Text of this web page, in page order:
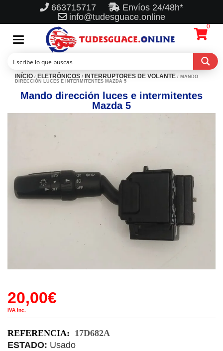
663715717
Envíos 24/48h*
info@tudesguace.online
Toggle
navigation
0
INÍCIO / ELETRÔNICOS / INTERRUPTORES DE VOLANTE / MANDO
DIRECCIÓN LUCES E INTERMITENTES MAZDA 5
Mando dirección luces e intermitentes
Mazda 5
20,00€
IVA Inc.
REFERENCIA: 17D682A
ESTADO: Usado